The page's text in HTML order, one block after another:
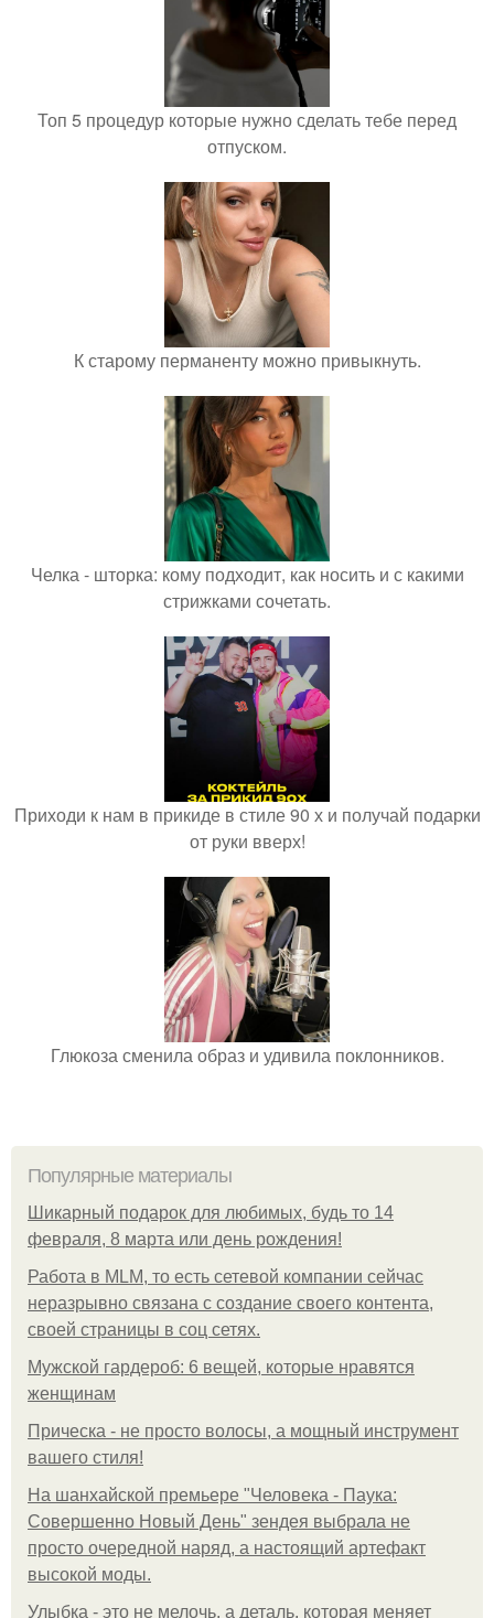
Топ 5 процедур которые нужно сделать тебе перед
отпуском.
К старому перманенту можно привыкнуть.
Челка - шторка: кому подходит, как носить и с какими
стрижками сочетать.
Приходи к нам в прикиде в стиле 90 х и получай подарки
от руки вверх!
Глюкоза сменила образ и удивила поклонников.
Популярные материалы
Шикарный подарок для любимых, будь то 14
февраля, 8 марта или день рождения!
Работа в MLM, то есть сетевой компании сейчас
неразрывно связана с создание своего контента,
своей страницы в соц сетях.
Мужской гардероб: 6 вещей, которые нравятся
женщинам
Прическа - не просто волосы, а мощный инструмент
вашего стиля!
На шанхайской премьере "Человека - Паука:
Совершенно Новый День" зендея выбрала не
просто очередной наряд, а настоящий артефакт
высокой моды.
Улыбка - это не мелочь, а деталь, которая меняет